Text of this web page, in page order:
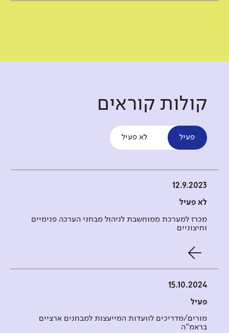
קולות קוראים
פעיל לא פעיל
12.9.2023
לא פעיל
מכרז למערכת ממוחשבת לניהול מבחני הערכה פנימיים
וחיצוניים
15.10.2024
פעיל
מורים/מדריכים לוועדות המייעצות למבחנים ארציים
בראמ"ה